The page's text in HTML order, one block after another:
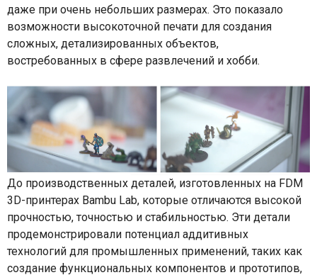
даже при очень небольших размерах. Это показало
возможности высокоточной печати для создания
сложных, детализированных объектов,
востребованных в сфере развлечений и хобби.
До производственных деталей, изготовленных на FDM
3D-принтерах Bambu Lab, которые отличаются высокой
прочностью, точностью и стабильностью. Эти детали
продемонстрировали потенциал аддитивных
технологий для промышленных применений, таких как
создание функциональных компонентов и прототипов,